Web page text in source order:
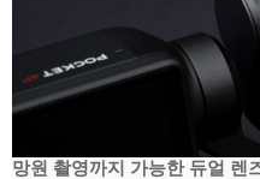
망원 촬영까지 가능한 듀얼 렌